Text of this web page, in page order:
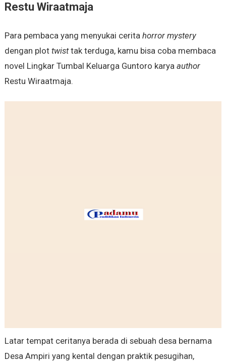
Restu Wiraatmaja
Para pembaca yang menyukai cerita horror mystery
dengan plot twisttak terduga, kamu bisa coba membaca
novel Lingkar Tumbal Keluarga Guntoro karya author
Restu Wiraatmaja.
Latar tempat ceritanya berada di sebuah desa bernama
Desa Ampiri yang kental dengan praktik pesugihan,